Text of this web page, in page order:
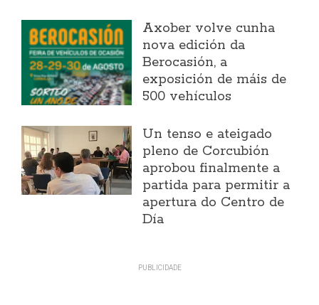
Axober volve cunha
nova edición da
Berocasión, a
exposición de máis de
500 vehículos
Un tenso e ateigado
pleno de Corcubión
aprobou finalmente a
partida para permitir a
apertura do Centro de
Día